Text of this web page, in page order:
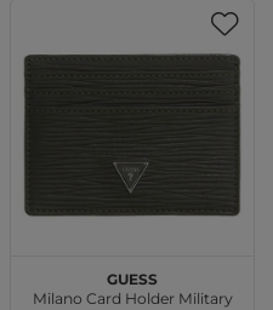
GUESS
Milano Card Holder Military